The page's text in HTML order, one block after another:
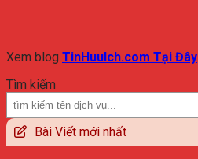
Xem blog TinHuuIch.com Tại Đây
Tìm kiếm
Bài Viết mới nhất